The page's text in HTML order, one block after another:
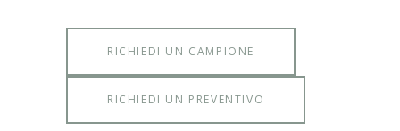
RICHIEDI UN CAMPIONE
RICHIEDI UN PREVENTIVO